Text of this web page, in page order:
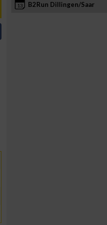
13 B2Run Dillingen/Saar